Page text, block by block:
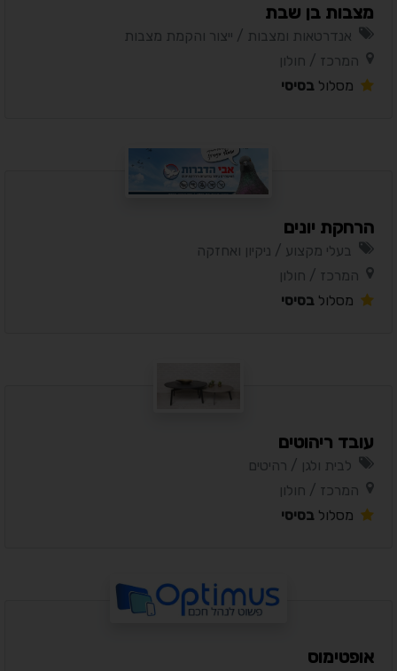
מצבות בן שבת
אנדרטאות ומצבות / ייצור והקמת מצבות
המרכז / חולון
מסלול בסיסי
הרחקת יונים
בעלי מקצוע / ניקיון ואחזקה
המרכז / חולון
מסלול בסיסי
עובד ריהוטים
לבית ולגן / רהיטים
המרכז / חולון
מסלול בסיסי
אופטימוס